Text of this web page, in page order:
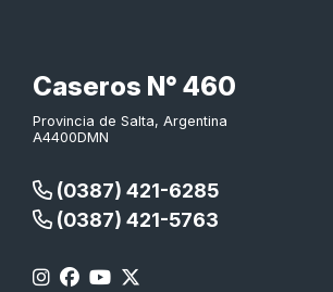
Caseros N° 460
Provincia de Salta, Argentina
A4400DMN
(0387) 421-6285
(0387) 421-5763